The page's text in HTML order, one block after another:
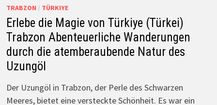
TRABZON / TÜRKIYE
Erlebe die Magie von Türkiye (Türkei)
Trabzon Abenteuerliche Wanderungen
durch die atemberaubende Natur des
Uzungöl
Der Uzungöl in Trabzon, der Perle des Schwarzen
Meeres, bietet eine versteckte Schönheit. Es war ein